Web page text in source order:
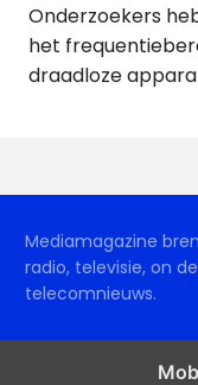
Onderzoekers
het
draadloze
Mediamagazine
radio, televisie, on
telecomnieuws.